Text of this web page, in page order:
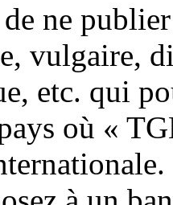
ne
vulgaire,
etc. qui
où «